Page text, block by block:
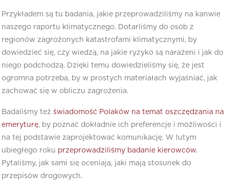
Przykładem są tu badania, jakie przeprowadziliśmy na kanwie
naszego raportu klimatycznego. Dotarliśmy do osób z
regionów zagrożonych katastrofami klimatycznymi, by
dowiedzieć się, czy wiedzą, na jakie ryzyko są narażeni i jak do
niego podchodzą. Dzięki temu dowiedzieliśmy się, że jest
ogromna potrzeba, by w prostych materiałach wyjaśniać, jak
zachować się w obliczu zagrożenia.
Badaliśmy też świadomość Polaków na temat oszczędzania na
emeryturę, by poznać dokładnie ich preferencje i możliwości i
na tej podstawie zaprojektować komunikację. W lutym
ubiegłego roku przeprowadziliśmy badanie kierowców.
Pytaliśmy, jak sami się oceniają, jaki mają stosunek do
przepisów drogowych.